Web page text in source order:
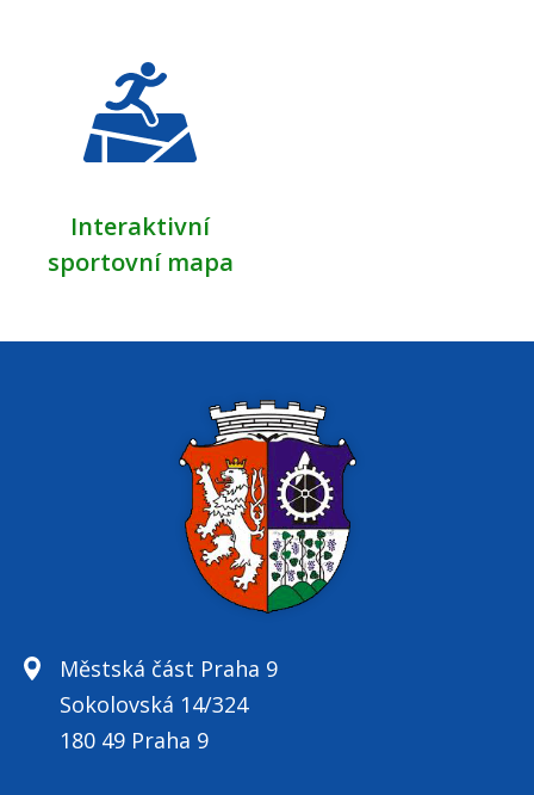
Interaktivní
sportovní mapa
Městská část Praha 9
Sokolovská 14/324
180 49 Praha 9